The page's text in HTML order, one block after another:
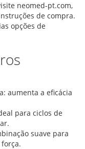
neomed-pt.com,
de compra.
opções de
aumenta a eficácia
para ciclos de
suave para